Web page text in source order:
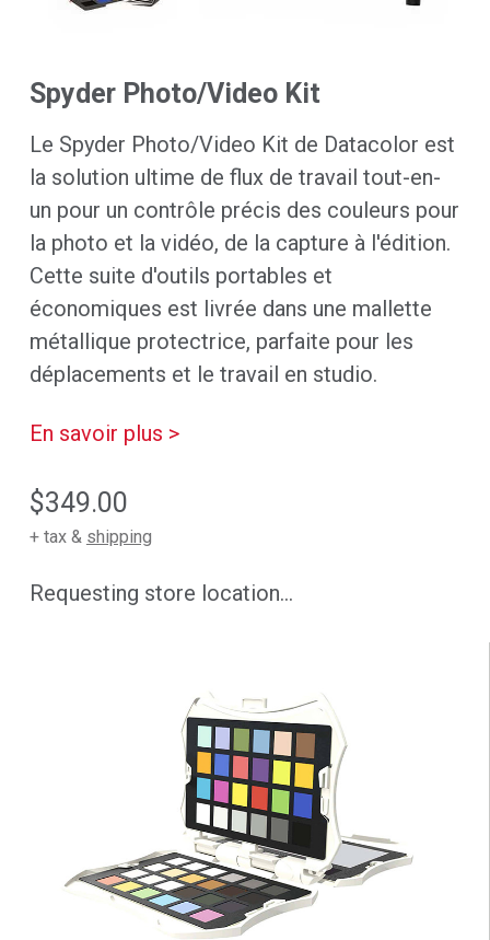
Spyder Photo/Video Kit
Le Spyder Photo/Video Kit de Datacolor est
la solution ultime de flux de travail tout-en-
un pour un contrôle précis des couleurs pour
la photo et la vidéo, de la capture à l'édition.
Cette suite d'outils portables et
économiques est livrée dans une mallette
métallique protectrice, parfaite pour les
déplacements et le travail en studio.
En savoir plus >
$349.00
+ tax & shipping
Requesting store location...